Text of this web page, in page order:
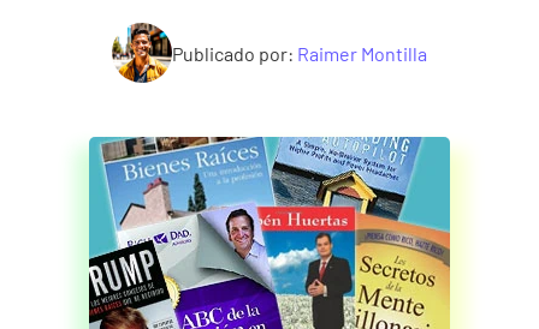
Publicado por: Raimer Montilla